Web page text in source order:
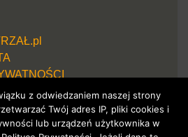
z odwiedzaniem naszej strony
Twój adres IP, pliki cookies i
lub urządzeń użytkownika w